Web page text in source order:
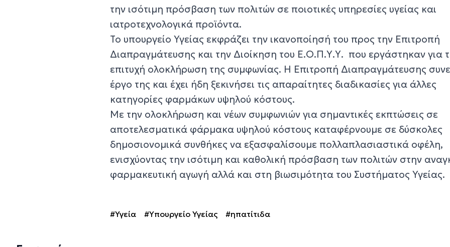
την ισότιμη πρόσβαση των πολιτών σε ποιοτικές υπηρεσίες υγείας και
ιατροτεχνολογικά προϊόντα.
Το υπουργείο Υγείας εκφράζει την ικανοποίησή του προς την Επιτροπή
Διαπραγμάτευσης και την Διοίκηση του Ε.Ο.Π.Υ.Υ. που εργάστηκαν για
επιτυχή ολοκλήρωση της συμφωνίας. Η Επιτροπή Διαπραγμάτευσης
έργο της και έχει ήδη ξεκινήσει τις απαραίτητες διαδικασίες για άλλες
κατηγορίες φαρμάκων υψηλού κόστους.
Με την ολοκλήρωση και νέων συμφωνιών για σημαντικές εκπτώσεις σε
αποτελεσματικά φάρμακα υψηλού κόστους καταφέρνουμε σε δύσκολες
δημοσιονομικά συνθήκες να εξασφαλίσουμε πολλαπλασιαστικά οφέλη,
ενισχύοντας την ισότιμη και καθολική πρόσβαση των πολιτών στην
φαρμακευτική αγωγή αλλά και στη βιωσιμότητα του Συστήματος Υγείας.
#Υγεία #Υπουργείο Υγείας #ηπατίτιδα